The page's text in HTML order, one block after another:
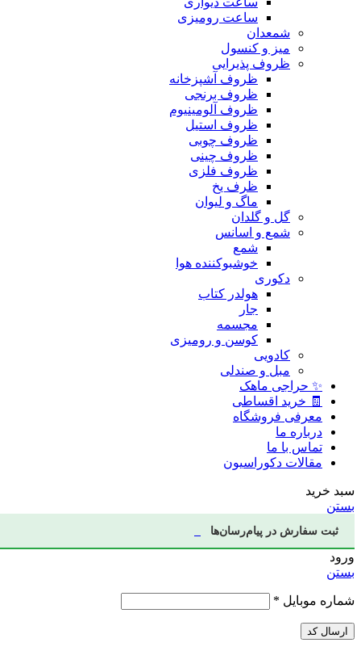
ساعت رومیزی
شمعدان
میز و کنسول
ظروف پذیرایی
ظروف آشپزخانه
ظروف برنجی
ظروف آلومینیوم
ظروف استیل
ظروف چوبی
ظروف چینی
ظروف فلزی
ظرف یخ
ماگ و لیوان
گل و گلدان
شمع و اسانس
شمع
خوشبوکننده هوا
دکوری
هولدر کتاب
جار
مجسمه
کوسن و رومیزی
کادویی
مبل و صندلی
✨ حراجی ماهک
🧾 خرید اقساطی
معرفی فروشگاه
درباره ما
تماس با ما
مقالات دکوراسیون
سبد خرید
بستن
ثبت سفارش در پیام‌رسان‌ها
ورود
بستن
شماره موبایل *
ارسال کد